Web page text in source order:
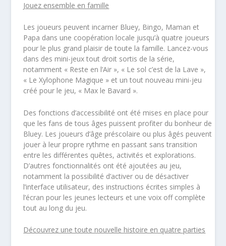
Jouez ensemble en famille
Les joueurs peuvent incarner Bluey, Bingo, Maman et
Papa dans une coopération locale jusqu’à quatre joueurs
pour le plus grand plaisir de toute la famille. Lancez-vous
dans des mini-jeux tout droit sortis de la série,
notamment « Reste en l’Air », « Le sol c’est de la Lave »,
« Le Xylophone Magique » et un tout nouveau mini-jeu
créé pour le jeu, « Max le Bavard ».
Des fonctions d’accessibilité ont été mises en place pour
que les fans de tous âges puissent profiter du bonheur de
Bluey. Les joueurs d’âge préscolaire ou plus âgés peuvent
jouer à leur propre rythme en passant sans transition
entre les différentes quêtes, activités et explorations.
D’autres fonctionnalités ont été ajoutées au jeu,
notamment la possibilité d’activer ou de désactiver
l’interface utilisateur, des instructions écrites simples à
l’écran pour les jeunes lecteurs et une voix off complète
tout au long du jeu.
Découvrez une toute nouvelle histoire en quatre parties